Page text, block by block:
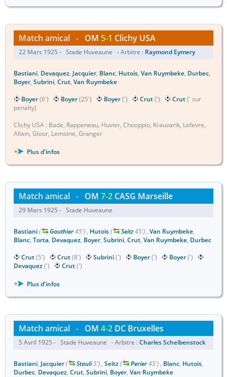
Match amical - OM 5-1 Clichy USA
22 Mars 1925 - Stade Huveaune - Arbitre : Raymond Eymery
Bastiani, Devaquez, Jacquier, Blanc, Hutois, Van Ruymbeke, Durbec,
Boyer, Subrini, Crut, Van Ruymbeke
Boyer(6') Boyer(25') Boyer(') Crut(') Crut(' sur
penalty)
Clichy USA : Bade, Rappeneau, Huvier, Chooppio, Krauvarik, Lefevre,
Allain, Gloor, Lemoine, Granger
Plus d'infos
Match amical - OM 7-2 CASG Marseille
29 Mars 1925 - Stade Huveaune
Bastiani( Gauthier45') , Hutois( Seitz45') , Van Ruymbeke,
Blanc, Torta, Devaquez, Boyer, Subrini, Crut, Van Ruymbeke, Durbec
Crut(5') Crut(8') Subrini(') Boyer(') Boyer(')
Devaquez(') Crut(')
Plus d'infos
Match amical - OM 4-2 DC Bruxelles
5 Avril 1925 - Stade Huveaune - Arbitre :Charles Scheibenstock
Bastiani, Jacquier( Stauli5') , Seitz( Perier45') , Blanc, Hutois,
Durbec, Devaquez, Crut, Subrini, Boyer, Van Ruymbeke